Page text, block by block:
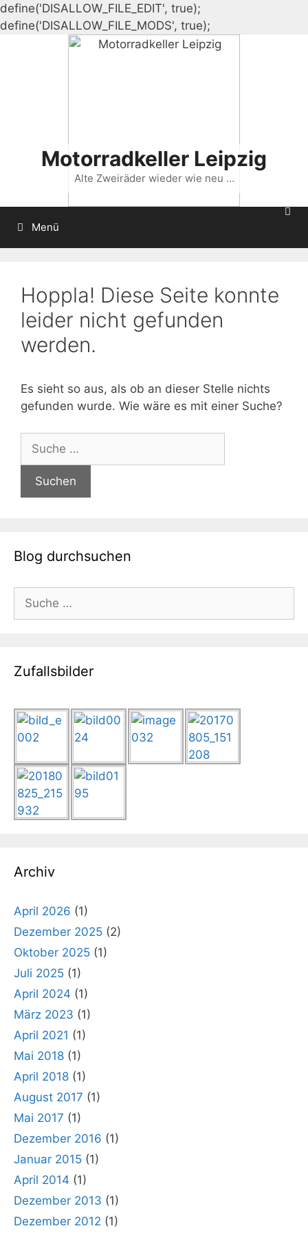
define('DISALLOW_FILE_EDIT', true);
define('DISALLOW_FILE_MODS', true);
Inhalt
Motorradkeller Leipzig
Alte Zweiräder wieder wie neu …
Menü
Hoppla! Diese Seite konnte
leider nicht gefunden
werden.
Es sieht so aus, als ob an dieser Stelle nichts
gefunden wurde. Wie wäre es mit einer Suche?
nach:
Blog durchsuchen
nach:
Zufallsbilder
Archiv
April 2026 (1)
Dezember 2025 (2)
Oktober 2025 (1)
Juli 2025 (1)
April 2024 (1)
März 2023 (1)
April 2021 (1)
Mai 2018 (1)
April 2018 (1)
August 2017 (1)
Mai 2017 (1)
Dezember 2016 (1)
Januar 2015 (1)
April 2014 (1)
Dezember 2013 (1)
Dezember 2012 (1)